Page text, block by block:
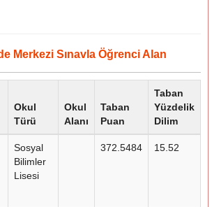
Merkezi Sınavla Öğrenci Alan
Okul
Türü
Okul
Alanı
Taban
Puan
Taban
Yüzdelik
Dilim
Sosyal
Bilimler
Lisesi
372.5484 15.52